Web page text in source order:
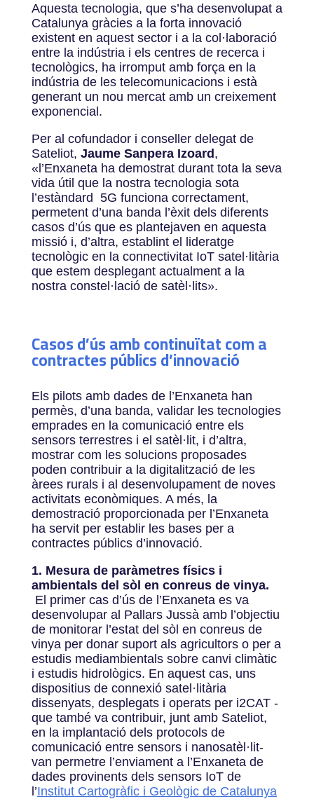
Aquesta tecnologia, que s’ha desenvolupat a
Catalunya gràcies a la forta innovació
existent en aquest sector i a la col·laboració
entre la indústria i els centres de recerca i
tecnològics, ha irromput amb força en la
indústria de les telecomunicacions i està
generant un nou mercat amb un creixement
exponencial.
Per al cofundador i conseller delegat de
Sateliot, Jaume Sanpera Izoard,
«l’Enxaneta ha demostrat durant tota la seva
vida útil que la nostra tecnologia sota
l’estàndard 5G funciona correctament,
permetent d’una banda l’èxit dels diferents
casos d’ús que es plantejaven en aquesta
missió i, d’altra, establint el lideratge
tecnològic en la connectivitat IoT satel·litària
que estem desplegant actualment a la
nostra constel·lació de satèl·lits».
Casos d’ús amb continuïtat com a
contractes públics d’innovació
Els pilots amb dades de l’Enxaneta han
permès, d’una banda, validar les tecnologies
emprades en la comunicació entre els
sensors terrestres i el satèl·lit, i d’altra,
mostrar com les solucions proposades
poden contribuir a la digitalització de les
àrees rurals i al desenvolupament de noves
activitats econòmiques. A més, la
demostració proporcionada per l’Enxaneta
ha servit per establir les bases per a
contractes públics d’innovació.
1. Mesura de paràmetres físics i
ambientals del sòl en conreus de vinya.
El primer cas d’ús de l’Enxaneta es va
desenvolupar al Pallars Jussà amb l’objectiu
de monitorar l’estat del sòl en conreus de
vinya per donar suport als agricultors o per a
estudis mediambientals sobre canvi climàtic
i estudis hidrològics. En aquest cas, uns
dispositius de connexió satel·litària
dissenyats, desplegats i operats per i2CAT -
que també va contribuir, junt amb Sateliot,
en la implantació dels protocols de
comunicació entre sensors i nanosatèl·lit-
van permetre l’enviament a l’Enxaneta de
dades provinents dels sensors IoT de
l’Institut Cartogràfic i Geològic de Catalunya